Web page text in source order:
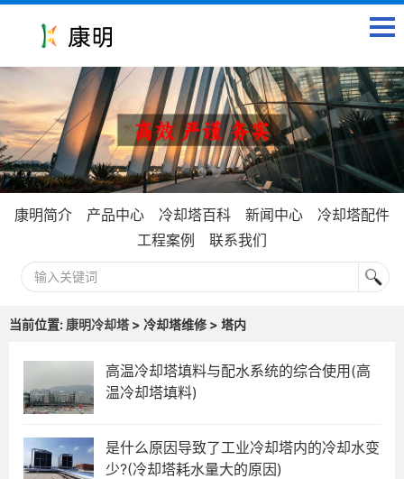
康明简介 产品中心 冷却塔百科 新闻中心
冷却塔配件
工程案例
联系我们
当前位置: 康明冷却塔> 冷却塔维修 > 塔内
高温冷却塔填料与配水系统的综合使用(高
温冷却塔填料)
是什么原因导致了工业冷却塔内的冷却水变
少?(冷却塔耗水量大的原因)